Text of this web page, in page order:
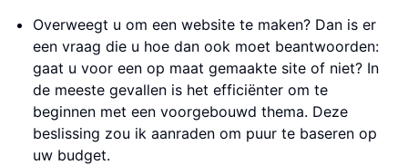
Overweegt u om een website te maken? Dan is er
een vraag die u hoe dan ook moet beantwoorden:
gaat u voor een op maat gemaakte site of niet? In
de meeste gevallen is het efficiënter om te
beginnen met een voorgebouwd thema. Deze
beslissing zou ik aanraden om puur te baseren op
uw budget.